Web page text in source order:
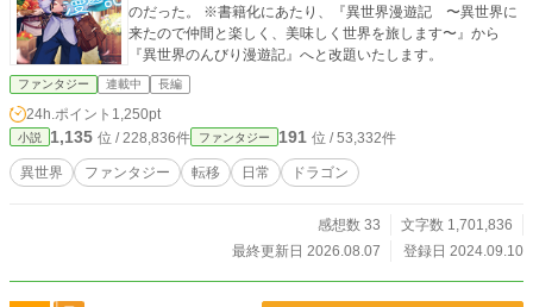
のだった。 ※書籍化にあたり、『異世界漫遊記 〜異世界に
来たので仲間と楽しく、美味しく世界を旅します〜』から
『異世界のんびり漫遊記』へと改題いたします。
ファンタジー 連載中 長編
24h.ポイント 1,250pt
小説 1,135 位 / 228,836件 ファンタジー 191 位 / 53,332件
異世界 ファンタジー 転移 日常 ドラゴン
感想数 33
文字数 1,701,836
最終更新日 2026.08.07
登録日 2024.09.10